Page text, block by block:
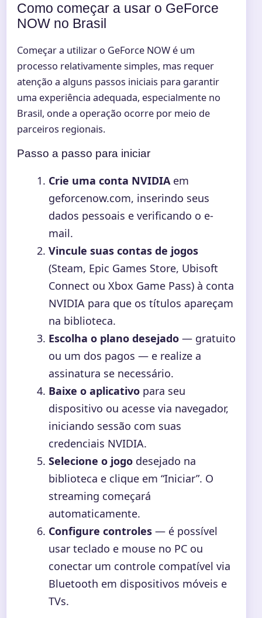
Como começar a usar o GeForce
NOW no Brasil
Começar a utilizar o GeForce NOW é um
processo relativamente simples, mas requer
atenção a alguns passos iniciais para garantir
uma experiência adequada, especialmente no
Brasil, onde a operação ocorre por meio de
parceiros regionais.
Passo a passo para iniciar
Crie uma conta NVIDIAem
geforcenow.com, inserindo seus
dados pessoais e verificando o e-
mail.
Vincule suas contas de jogos
(Steam, Epic Games Store, Ubisoft
Connect ou Xbox Game Pass) à conta
NVIDIA para que os títulos apareçam
na biblioteca.
Escolha o plano desejado — gratuito
ou um dos pagos — e realize a
assinatura se necessário.
Baixe o aplicativo para seu
dispositivo ou acesse via navegador,
iniciando sessão com suas
credenciais NVIDIA.
Selecione o jogo desejado na
biblioteca e clique em “Iniciar”. O
streaming começará
automaticamente.
Configure controles — é possível
usar teclado e mouse no PC ou
conectar um controle compatível via
Bluetooth em dispositivos móveis e
TVs.